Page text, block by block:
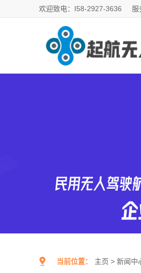
欢迎致电：I58-2927-3636 服
当前位置： 主页 > 新闻中